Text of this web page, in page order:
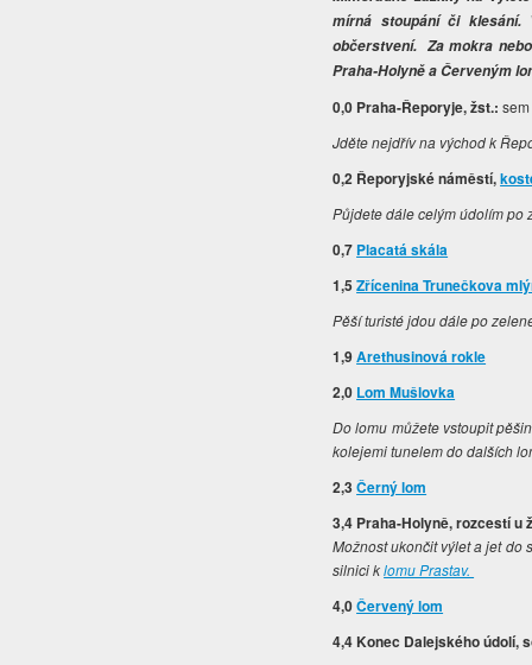
mírná stoupání či
občerstvení. Za mokra
Praha-Holyně a Červeným
0,0 Praha-Řeporyje, žst.:
Jděte nejdřív na východ k
0,2 Řeporyjské náměstí,
Půjdete dále celým údolím po
0,7 Placatá skála
1,5Zřícenina Trunečkova
Pěší turisté jdou dále po
1,9Arethusinová rokle
2,0 Lom Mušlovka
Do lomu můžete vstoupit
kolejemi tunelem do dalších
2,3Černý lom
3,4 Praha-Holyně, rozcestí u
Možnost ukončit výlet a jet do
silnici klomu Prastav.
4,0Červený lom
4,4 Konec Dalejského údolí,